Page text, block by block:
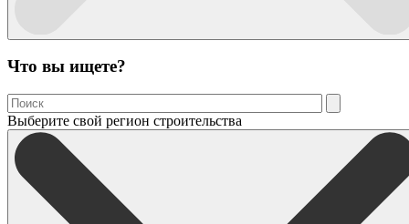
Что вы ищете?
Выберите свой регион строительства